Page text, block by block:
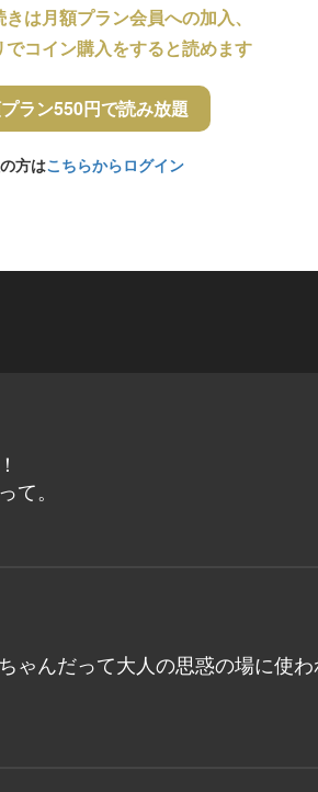
は月額プラン会員への加入、
でコイン購入をすると読めます
ラン550円で読み放題
方はこちらからログイン
。
んだって大人の思惑の場に使わ